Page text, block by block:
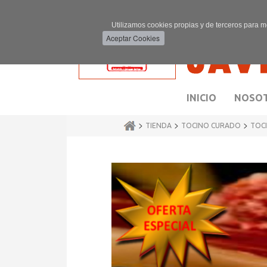
Utilizamos cookies propias y de terceros para
INICIO
> TIENDA > TOCINO CURADO >